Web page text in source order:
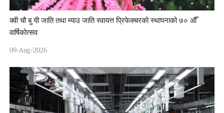
क्वी चौ बु यी जाति तथा म्याउ जाति स्वायत्त प्रिफेक्चरको स्थापनाको ७० औँ
वार्षिकोत्सव
09-Aug-2026